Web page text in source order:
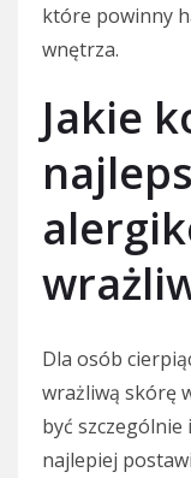
które powinny
wnętrza.
Jakie
Dla osób
wrażliwą skórę
być
najlepiej